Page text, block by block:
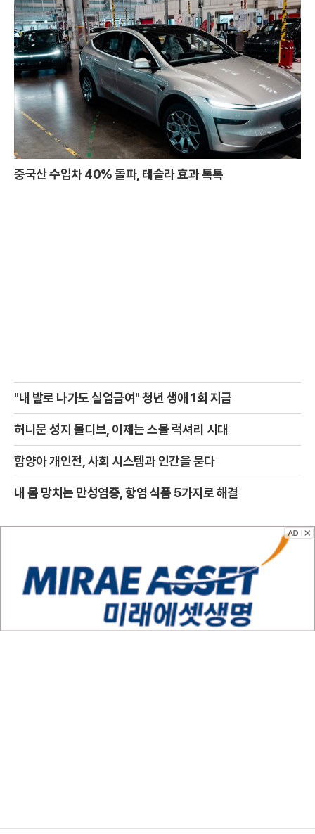
중국산 수입차 40% 돌파, 테슬라 효과 톡톡
"내 발로 나가도 실업급여" 청년 생애 1회 지급
허니문 성지 몰디브, 이제는 스몰 럭셔리 시대
함양아 개인전, 사회 시스템과 인간을 묻다
내 몸 망치는 만성염증, 항염 식품 5가지로 해결